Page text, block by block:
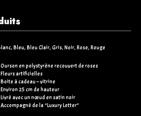
Bleu, Bleu Clair, Gris, Noir, Rose, Rouge
Ourson en polystyrène recouvert de roses
Fleurs artificielles
Boite à cadeau – vitrine
Environ 25 cm de hauteur
Livré avec un nœud en satin noir
Accompagné de la “Luxury Letter”